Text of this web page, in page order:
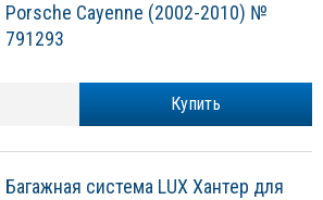
Porsche Cayenne (2002-2010) №
791293
Купить
Багажная система LUX Хантер для